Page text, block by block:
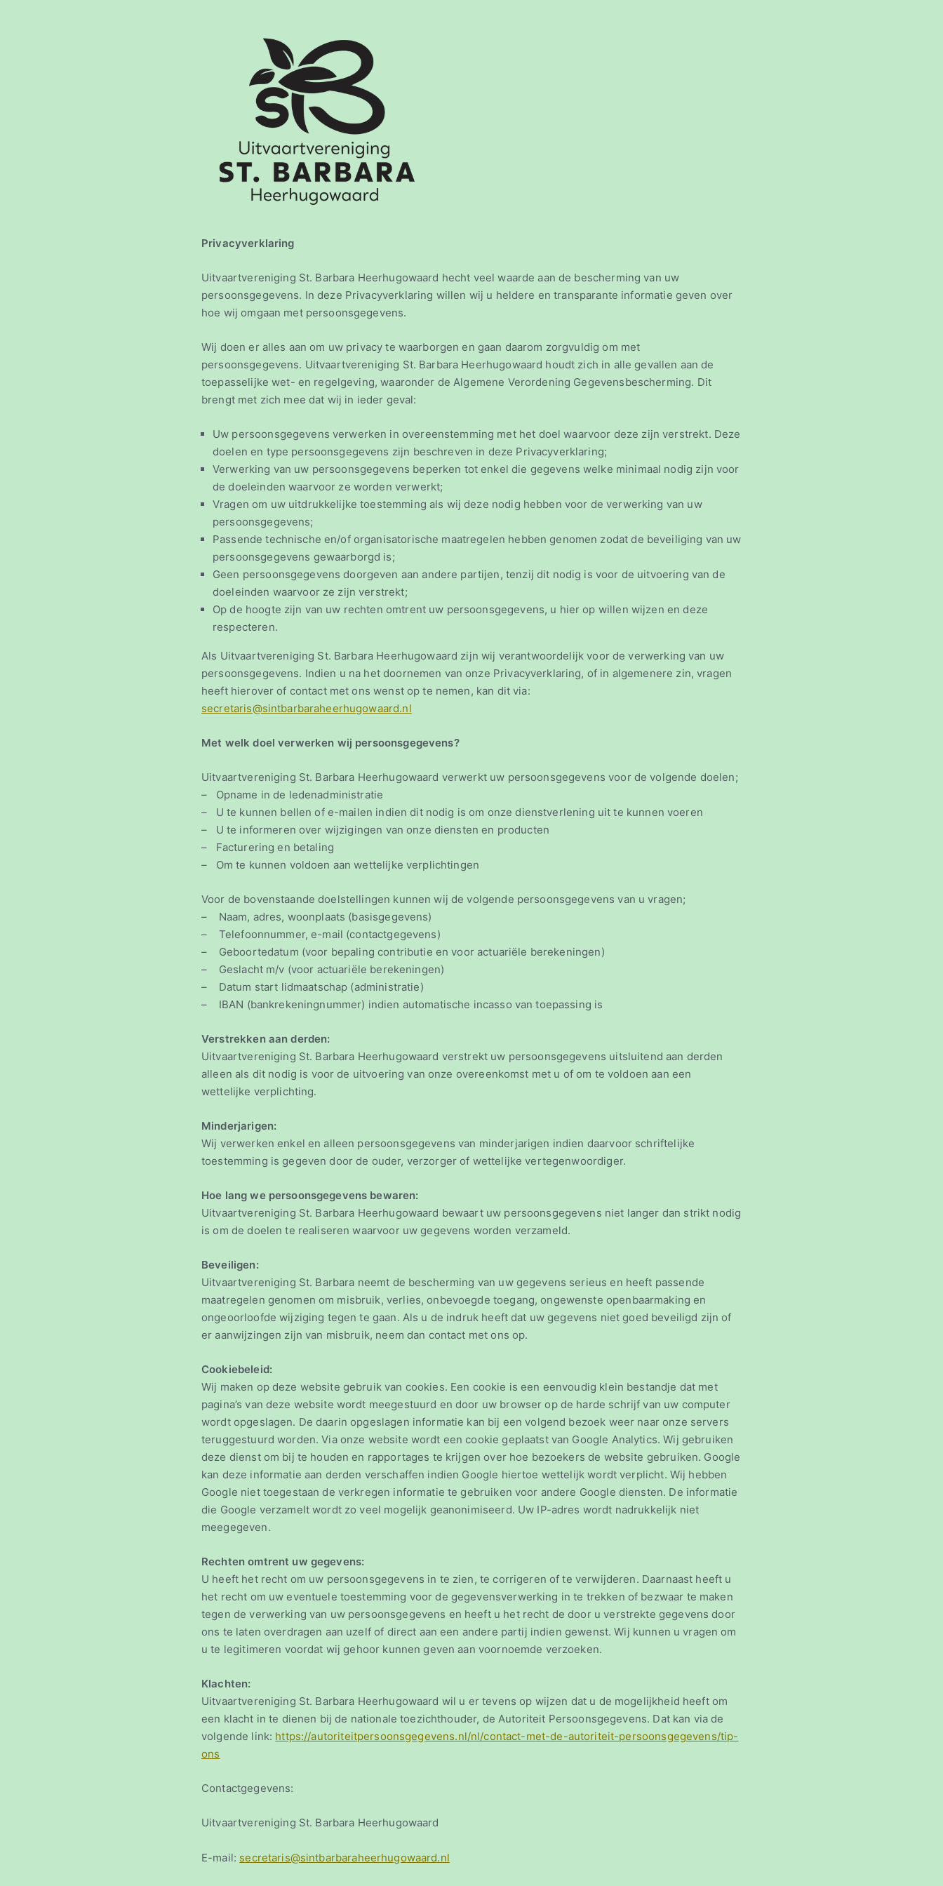
Privacyverklaring
Uitvaartvereniging St. Barbara Heerhugowaard hecht veel waarde aan de bescherming van uw
persoonsgegevens. In deze Privacyverklaring willen wij u heldere en transparante informatie geven over
hoe wij omgaan met persoonsgegevens.
Wij doen er alles aan om uw privacy te waarborgen en gaan daarom zorgvuldig om met
persoonsgegevens. Uitvaartvereniging St. Barbara Heerhugowaard houdt zich in alle gevallen aan de
toepasselijke wet- en regelgeving, waaronder de Algemene Verordening Gegevensbescherming. Dit
brengt met zich mee dat wij in ieder geval:
Uw persoonsgegevens verwerken in overeenstemming met het doel waarvoor deze zijn verstrekt. Deze
doelen en type persoonsgegevens zijn beschreven in deze Privacyverklaring;
Verwerking van uw persoonsgegevens beperken tot enkel die gegevens welke minimaal nodig zijn voor
de doeleinden waarvoor ze worden verwerkt;
Vragen om uw uitdrukkelijke toestemming als wij deze nodig hebben voor de verwerking van uw
persoonsgegevens;
Passende technische en/of organisatorische maatregelen hebben genomen zodat de beveiliging van uw
persoonsgegevens gewaarborgd is;
Geen persoonsgegevens doorgeven aan andere partijen, tenzij dit nodig is voor de uitvoering van de
doeleinden waarvoor ze zijn verstrekt;
Op de hoogte zijn van uw rechten omtrent uw persoonsgegevens, u hier op willen wijzen en deze
respecteren.
Als Uitvaartvereniging St. Barbara Heerhugowaard zijn wij verantwoordelijk voor de verwerking van uw
persoonsgegevens. Indien u na het doornemen van onze Privacyverklaring, of in algemenere zin, vragen
heeft hierover of contact met ons wenst op te nemen, kan dit via:
secretaris@sintbarbaraheerhugowaard.nl
Met welk doel verwerken wij persoonsgegevens?
Uitvaartvereniging St. Barbara Heerhugowaard verwerkt uw persoonsgegevens voor de volgende doelen;
– Opname in de ledenadministratie
– U te kunnen bellen of e-mailen indien dit nodig is om onze dienstverlening uit te kunnen voeren
– U te informeren over wijzigingen van onze diensten en producten
– Facturering en betaling
– Om te kunnen voldoen aan wettelijke verplichtingen
Voor de bovenstaande doelstellingen kunnen wij de volgende persoonsgegevens van u vragen;
– Naam, adres, woonplaats (basisgegevens)
– Telefoonnummer, e-mail (contactgegevens)
– Geboortedatum (voor bepaling contributie en voor actuariële berekeningen)
– Geslacht m/v (voor actuariële berekeningen)
– Datum start lidmaatschap (administratie)
– IBAN (bankrekeningnummer) indien automatische incasso van toepassing is
Verstrekken aan derden:
Uitvaartvereniging St. Barbara Heerhugowaard verstrekt uw persoonsgegevens uitsluitend aan derden
alleen als dit nodig is voor de uitvoering van onze overeenkomst met u of om te voldoen aan een
wettelijke verplichting.
Minderjarigen:
Wij verwerken enkel en alleen persoonsgegevens van minderjarigen indien daarvoor schriftelijke
toestemming is gegeven door de ouder, verzorger of wettelijke vertegenwoordiger.
Hoe lang we persoonsgegevens bewaren:
Uitvaartvereniging St. Barbara Heerhugowaard bewaart uw persoonsgegevens niet langer dan strikt nodig
is om de doelen te realiseren waarvoor uw gegevens worden verzameld.
Beveiligen:
Uitvaartvereniging St. Barbara neemt de bescherming van uw gegevens serieus en heeft passende
maatregelen genomen om misbruik, verlies, onbevoegde toegang, ongewenste openbaarmaking en
ongeoorloofde wijziging tegen te gaan. Als u de indruk heeft dat uw gegevens niet goed beveiligd zijn of
er aanwijzingen zijn van misbruik, neem dan contact met ons op.
Cookiebeleid:
Wij maken op deze website gebruik van cookies. Een cookie is een eenvoudig klein bestandje dat met
pagina’s van deze website wordt meegestuurd en door uw browser op de harde schrijf van uw computer
wordt opgeslagen. De daarin opgeslagen informatie kan bij een volgend bezoek weer naar onze servers
teruggestuurd worden. Via onze website wordt een cookie geplaatst van Google Analytics. Wij gebruiken
deze dienst om bij te houden en rapportages te krijgen over hoe bezoekers de website gebruiken. Google
kan deze informatie aan derden verschaffen indien Google hiertoe wettelijk wordt verplicht. Wij hebben
Google niet toegestaan de verkregen informatie te gebruiken voor andere Google diensten. De informatie
die Google verzamelt wordt zo veel mogelijk geanonimiseerd. Uw IP-adres wordt nadrukkelijk niet
meegegeven.
Rechten omtrent uw gegevens:
U heeft het recht om uw persoonsgegevens in te zien, te corrigeren of te verwijderen. Daarnaast heeft u
het recht om uw eventuele toestemming voor de gegevensverwerking in te trekken of bezwaar te maken
tegen de verwerking van uw persoonsgegevens en heeft u het recht de door u verstrekte gegevens door
ons te laten overdragen aan uzelf of direct aan een andere partij indien gewenst. Wij kunnen u vragen om
u te legitimeren voordat wij gehoor kunnen geven aan voornoemde verzoeken.
Klachten:
Uitvaartvereniging St. Barbara Heerhugowaard wil u er tevens op wijzen dat u de mogelijkheid heeft om
een klacht in te dienen bij de nationale toezichthouder, de Autoriteit Persoonsgegevens. Dat kan via de
volgende link: https://autoriteitpersoonsgegevens.nl/nl/contact-met-de-autoriteit-persoonsgegevens/tip-
ons
Contactgegevens:
Uitvaartvereniging St. Barbara Heerhugowaard
E-mail: secretaris@sintbarbaraheerhugowaard.nl